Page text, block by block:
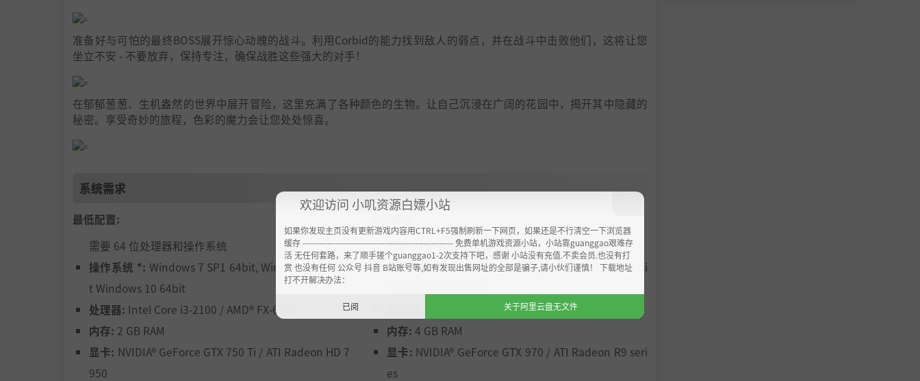
。
准备好与可怕的最终BOSS展开惊心动魄的战斗。利用Corbid的能力找到敌人的弱点，并在战斗中击败他们，这将让您
坐立不安 - 不要放弃，保持专注，确保战胜这些强大的对手！
。
在郁郁葱葱、生机盎然的世界中展开冒险，这里充满了各种颜色的生物。让自己沉浸在广阔的花园中，揭开其中隐藏的
秘密。享受奇妙的旅程，色彩的魔力会让您处处惊喜。
。
系统需求
最低配置:
需要 64 位处理器和操作系统
操作系统 *: Windows 7 SP1 64bit, Windows 8.1 64bi
t Windows 10 64bit
处理器: Intel Core i3-2100 / AMD® FX-6300
内存: 2 GB RAM
显卡: NVIDIA® GeForce GTX 750 Ti / ATI Radeon HD 7
950
需要 64 位处理器和操作系统
操作系统 *:Windows 7 SP1 64bit, Windows 8.1 64bi
Intel Core i7-3770 / AMD® FX-8350
内存: 4 GB RAM
显卡: NVIDIA® GeForce GTX 970 / ATI Radeon R9 seri
es
欢迎访问 小叽资源白嫖小站
如果你发现主页没有更新游戏内容用CTRL+F5强制刷新一下网页，如果还是不行清空一下浏览器
缓存 ------------------------------------------------------- 免费单机游戏资源小站，小站靠guanggao艰难存
活 无任何套路，来了顺手搓个guanggao1-2次支持下吧，感谢 小站没有充值.不卖会员.也没有打
赏 也没有任何 公众号 抖音 B站账号等,如有发现出售网址的全部是骗子,请小伙们谨慎！ 下载地址
打不开解决办法：
已阅 关于阿里云盘无文件